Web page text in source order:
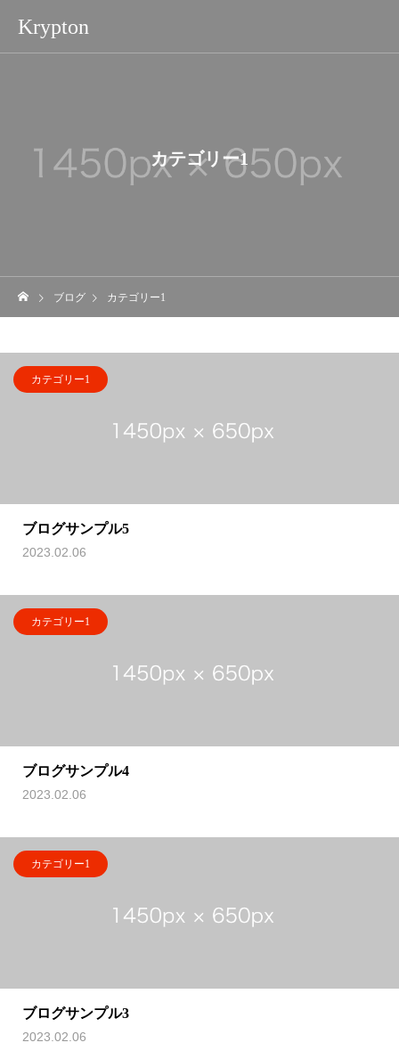
Krypton
カテゴリー1
ブログ カテゴリー1
カテゴリー1
ブログサンプル5
2023.02.06
カテゴリー1
ブログサンプル4
2023.02.06
カテゴリー1
ブログサンプル3
2023.02.06